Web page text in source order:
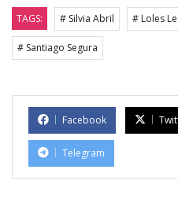
TAGS: # Silvia Abril # Loles
# Santiago Segura
Facebook
Telegram